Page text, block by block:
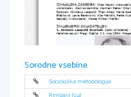
IZVAJALSKA ZASEDBA: Miša Majski
violončelov, člani ansambla: Karmen Pečar, Zita
Rožman, Nikolaus Leopold, Tilen Artač, Marie
Blašković, Lana Beraković, Alja Mandić, Petra
Dešpalj (violončela), Vlasta Hribar (harfa).
ŽIVLJENJEPISI SKLADATELJEV:
1. Antonín Leopold Dvoržak , češki skladatelj,
Nelahozves pri Pragi, Češka, † 1. maj 1904, Praga.
Dvoržak je najpomembnejši predstavnik češke
Sorodne vsebine
Sociološka metodologija
Rimljani [04]